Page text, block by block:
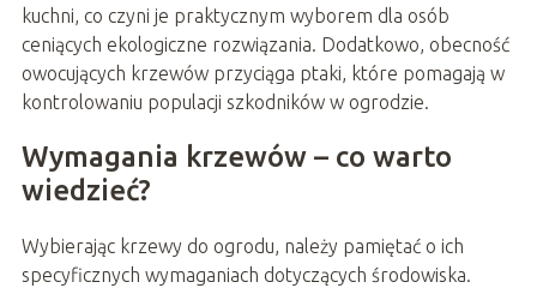
kuchni, co czyni je praktycznym wyborem dla osób
ceniących ekologiczne rozwiązania. Dodatkowo, obecność
owocujących krzewów przyciąga ptaki, które pomagają w
kontrolowaniu populacji szkodników w ogrodzie.
Wymagania krzewów – co warto
wiedzieć?
Wybierając krzewy do ogrodu, należy pamiętać o ich
specyficznych wymaganiach dotyczących środowiska.